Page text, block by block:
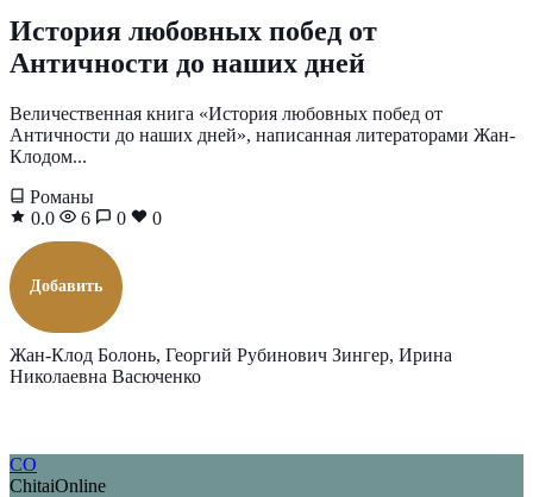
История любовных побед от
Античности до наших дней
Величественная книга «История любовных побед от
Античности до наших дней», написанная литераторами Жан-
Клодом...
Романы
0.0
6 0 0
Добавить
Жан-Клод Болонь, Георгий Рубинович Зингер, Ирина
Николаевна Васюченко
CO
ChitaiOnline